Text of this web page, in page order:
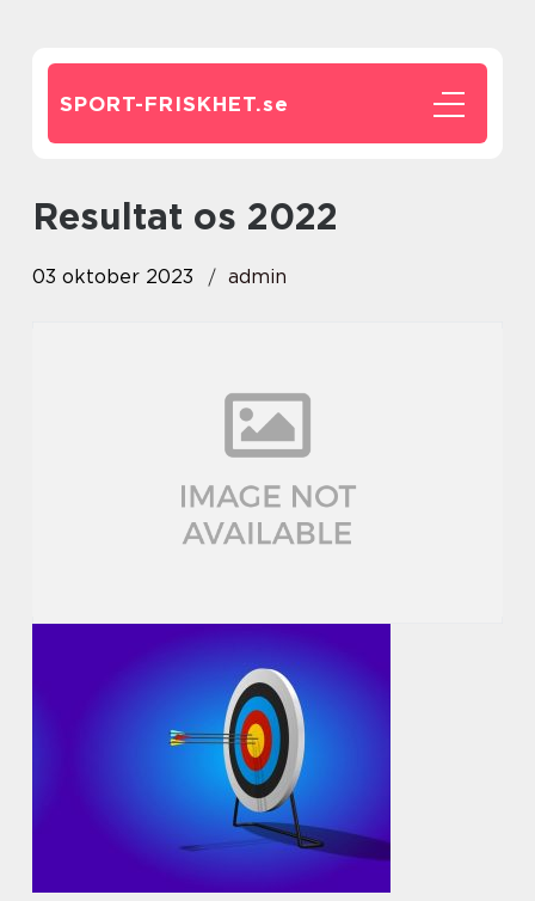
SPORT-FRISKHET.se
resultat os 2022
03 oktober 2023 admin